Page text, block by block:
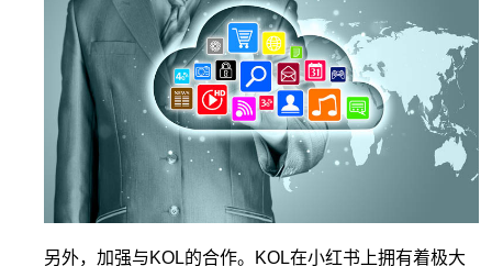
另外，加强与KOL的合作。KOL在小红书上拥有着极大